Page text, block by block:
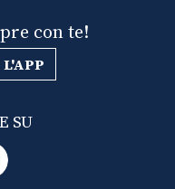
con te!
SU